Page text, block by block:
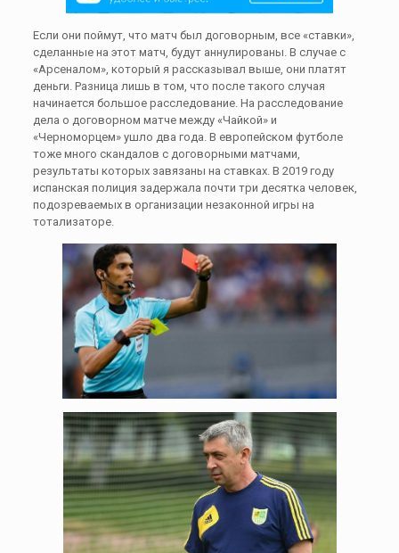
Если они поймут, что матч был договорным, все «ставки»,
сделанные на этот матч, будут аннулированы. В случае с
«Арсеналом», который я рассказывал выше, они платят
деньги. Разница лишь в том, что после такого случая
начинается большое расследование. На расследование
дела о договорном матче между «Чайкой» и
«Черноморцем» ушло два года. В европейском футболе
тоже много скандалов с договорными матчами,
результаты которых завязаны на ставках. В 2019 году
испанская полиция задержала почти три десятка человек,
подозреваемых в организации незаконной игры на
тотализаторе.